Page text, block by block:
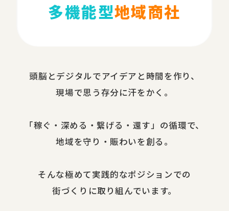
多機能型地域商社
頭脳と​デジタルで​アイデアと​時間を​作り、​
現場で​思う​存分に​汗を​かく。
​「稼ぐ・​深める​・繋げる・還す」の​循環で、​
地域を​守り・​賑わいを​創る。
​そんな​極めて​実践的な​ポジションでの​
街づくりに​取り組んでいます。​